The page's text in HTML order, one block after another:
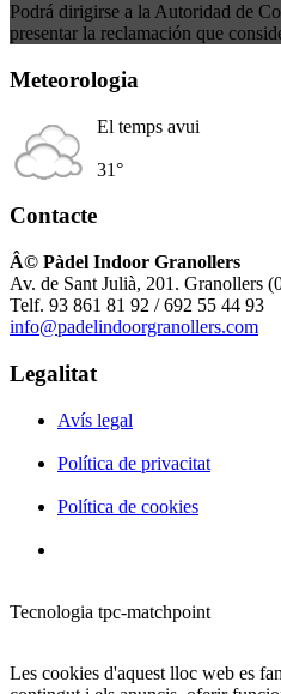
Podrá dirigirse a la Autoridad de
presentar la reclamación que
Meteorologia
El temps avui
31°
Contacte
Â© Pàdel Indoor Granollers
Av. de Sant Julià, 201. Granollers
Telf. 93 861 81 92 / 692 55 44 93
info@padelindoorgranollers.com
Legalitat
Avís legal
Política de privacitat
Política de cookies
Tecnologia tpc-matchpoint
Les cookies d'aquest lloc web es